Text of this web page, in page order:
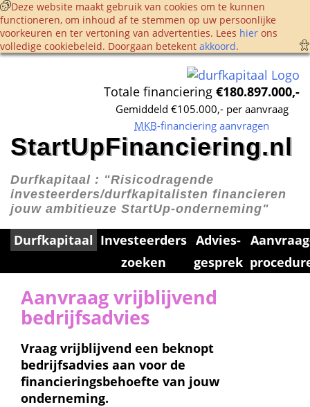
Deze website maakt gebruik van cookies om te kunnen
functioneren, om inhoud af te stemmen op uw persoonlijke
voorkeuren en ter vertoning van advertenties. Lees hier ons
volledige cookie­beleid. Doorgaan betekent akkoord.
Totale financiering €180.897.000,-
Gemiddeld €105.000,- per aanvraag
MKB-financiering aanvragen
StartUpFinanciering.nl
Durfkapitaal : "Risicodragende
investeerders/durfkapitalisten financieren
jouw ambitieuze StartUp-onderneming"
Durfkapitaal Investeerders
zoeken
Advies­
gesprek
Aanvraag vrijblijvend
bedrijfsadvies
Vraag vrijblijvend een beknopt
bedrijfsadvies aan voor de
financieringsbehoefte van jouw
onderneming.